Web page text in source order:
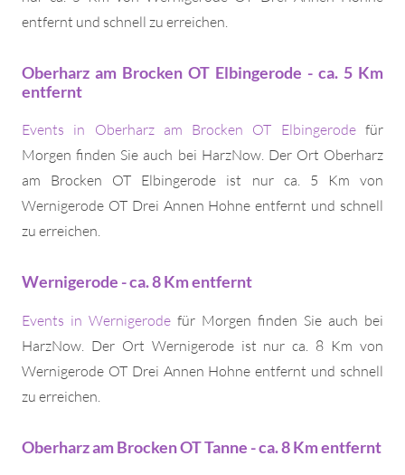
entfernt und schnell zu erreichen.
Oberharz am Brocken OT Elbingerode - ca. 5 Km
entfernt
Events in Oberharz am Brocken OT Elbingerodefür
Morgen finden Sie auch bei HarzNow. Der Ort Oberharz
am Brocken OT Elbingerode ist nur ca. 5 Km von
Wernigerode OT Drei Annen Hohne entfernt und schnell
zu erreichen.
Wernigerode - ca. 8 Km entfernt
Events in Wernigerode für Morgen finden Sie auch bei
HarzNow. Der Ort Wernigerode ist nur ca. 8 Km von
Wernigerode OT Drei Annen Hohne entfernt und schnell
zu erreichen.
Oberharz am Brocken OT Tanne - ca. 8 Km entfernt